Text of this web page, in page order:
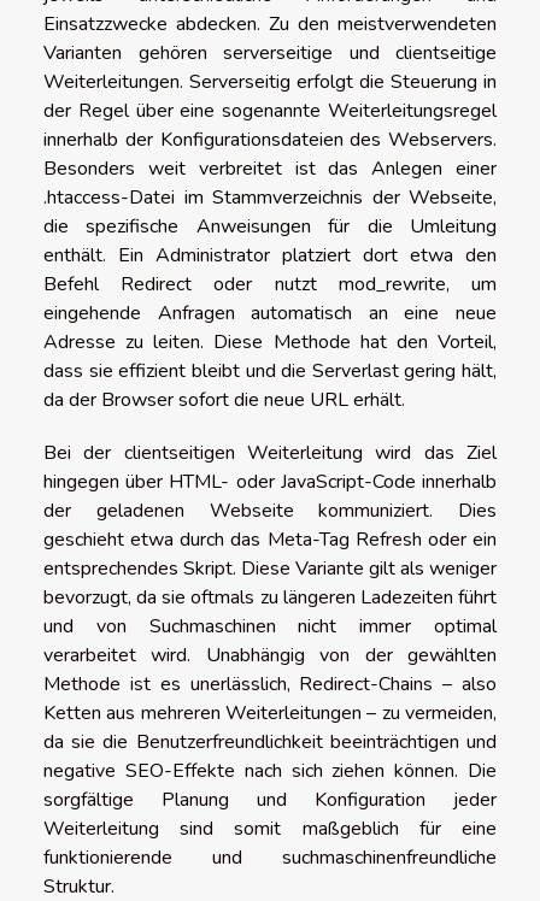
Einsatzzwecke abdecken. Zu den meistverwendeten
Varianten gehören serverseitige und clientseitige
Weiterleitungen. Serverseitig erfolgt die Steuerung in
der Regel über eine sogenannte Weiterleitungsregel
innerhalb der Konfigurationsdateien des Webservers.
Besonders weit verbreitet ist das Anlegen einer
.htaccess-Datei im Stammverzeichnis der Webseite,
die spezifische Anweisungen für die Umleitung
enthält. Ein Administrator platziert dort etwa den
Befehl Redirect oder nutzt mod_rewrite, um
eingehende Anfragen automatisch an eine neue
Adresse zu leiten. Diese Methode hat den Vorteil,
dass sie effizient bleibt und die Serverlast gering hält,
da der Browser sofort die neue URL erhält.
Bei der clientseitigen Weiterleitung wird das Ziel
hingegen über HTML- oder JavaScript-Code innerhalb
der geladenen Webseite kommuniziert. Dies
geschieht etwa durch das Meta-Tag Refresh oder ein
entsprechendes Skript. Diese Variante gilt als weniger
bevorzugt, da sie oftmals zu längeren Ladezeiten führt
und von Suchmaschinen nicht immer optimal
verarbeitet wird. Unabhängig von der gewählten
Methode ist es unerlässlich, Redirect-Chains – also
Ketten aus mehreren Weiterleitungen – zu vermeiden,
da sie die Benutzerfreundlichkeit beeinträchtigen und
negative SEO-Effekte nach sich ziehen können. Die
sorgfältige Planung und Konfiguration jeder
Weiterleitung sind somit maßgeblich für eine
funktionierende und suchmaschinenfreundliche
Struktur.